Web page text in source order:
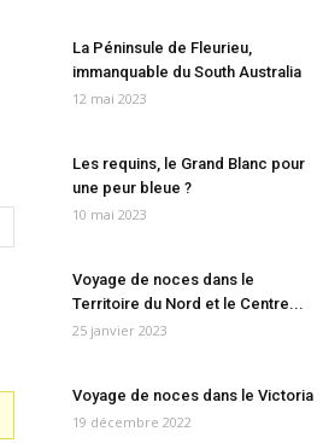
La Péninsule de Fleurieu,
immanquable du South Australia
12 mai 2023
Les requins, le Grand Blanc pour
une peur bleue ?
10 mai 2023
Voyage de noces dans le
Territoire du Nord et le Centre...
25 janvier 2023
Voyage de noces dans le Victoria
19 décembre 2022